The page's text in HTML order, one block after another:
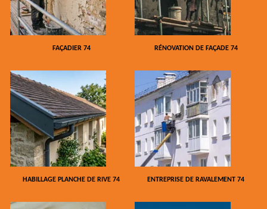
FAÇADIER 74 RÉNOVATION DE FAÇADE 74
HABILLAGE PLANCHE DE RIVE 74 ENTREPRISE DE RAVALEMENT 74